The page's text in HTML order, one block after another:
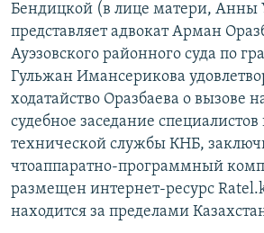
Бендицкой (в лице матери, Анны
представляет адвокат Арман
Ауэзовского районного суда по
Гульжан Имансерикова
ходатайство Оразбаева о вызове
судебное заседание специалистов
технической службы КНБ,
чтоаппаратно-программный
размещен интернет-ресурс
находится за пределами